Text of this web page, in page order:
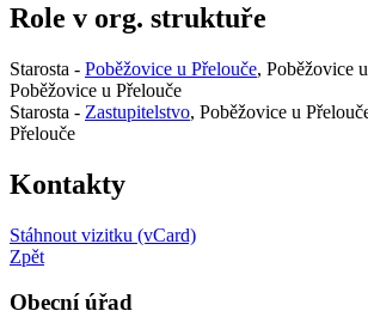
Role v org. struktuře
Starosta - Poběžovice u Přelouče, Poběžovice
Poběžovice u Přelouče
Starosta - Zastupitelstvo, Poběžovice u
Přelouče
Kontakty
Stáhnout vizitku (vCard)
Zpět
Obecní úřad